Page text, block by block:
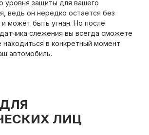
уровня защиты для вашего
ведь он нередко остается без
может быть угнан. Но после
слежения вы всегда сможете
находиться в конкретный момент
автомобиль.
ЛИЦ